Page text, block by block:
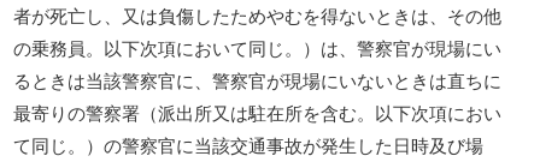
者が死亡し、又は負傷したためやむを得ないときは、その他
の乗務員。以下次項において同じ。）は、警察官が現場にい
るときは当該警察官に、警察官が現場にいないときは直ちに
最寄りの警察署（派出所又は駐在所を含む。以下次項におい
て同じ。）の警察官に当該交通事故が発生した日時及び場